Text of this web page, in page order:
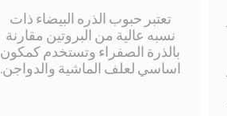
تعتبر حبوب الذره البيضاء ذات
نسبه عالية من البروتين مقارنة
بالذرة الصفراء وتستخدم كمكون
اساسي لعلف الماشية والدواجن.